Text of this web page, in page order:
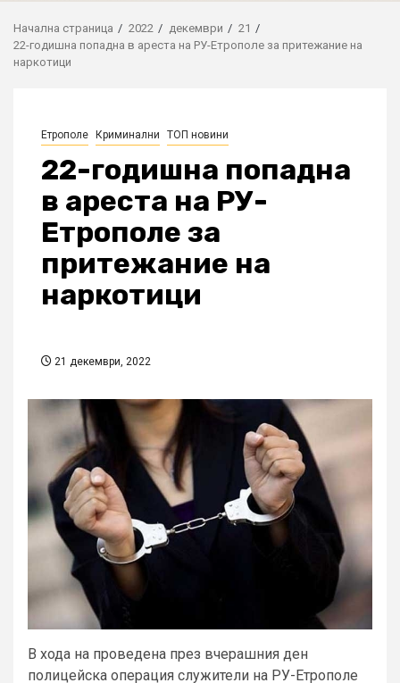
Начална страница 2022 декември
21
22-годишна попадна в ареста на РУ-Етрополе за притежание на
наркотици
Етрополе Криминални ТОП новини
22-годишна попадна
в ареста на РУ-
Етрополе за
притежание на
наркотици
21 декември, 2022
В хода на проведена през вчерашния ден
полицейска операция служители на РУ-Етрополе